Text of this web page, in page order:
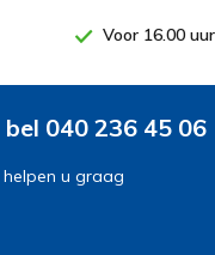
Voor 16.00
040 236 45 06
u graag